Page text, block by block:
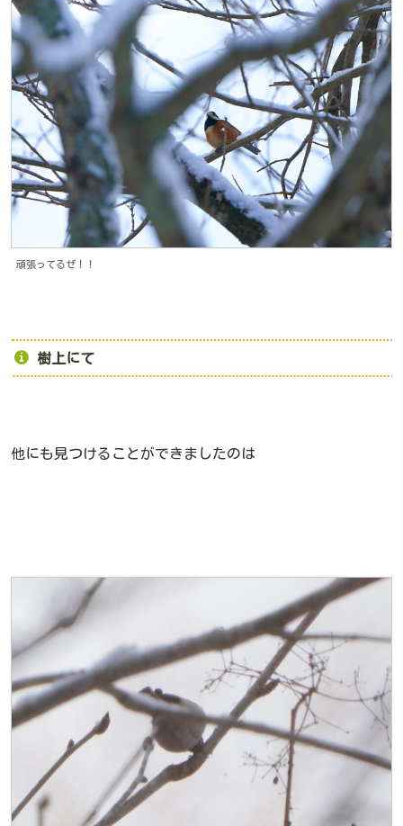
頑張ってるぜ！！
樹上にて
他にも見つけることができましたのは